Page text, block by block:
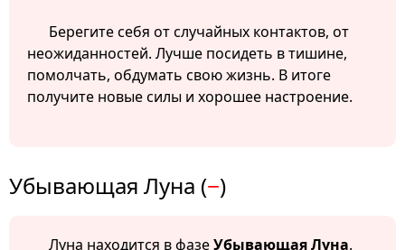
Берегите себя от случайных контактов, от
неожиданностей. Лучше посидеть в тишине,
помолчать, обдумать свою жизнь. В итоге
получите новые силы и хорошее настроение.
Убывающая Луна (−)
Луна находится в фазеУбывающая Луна.